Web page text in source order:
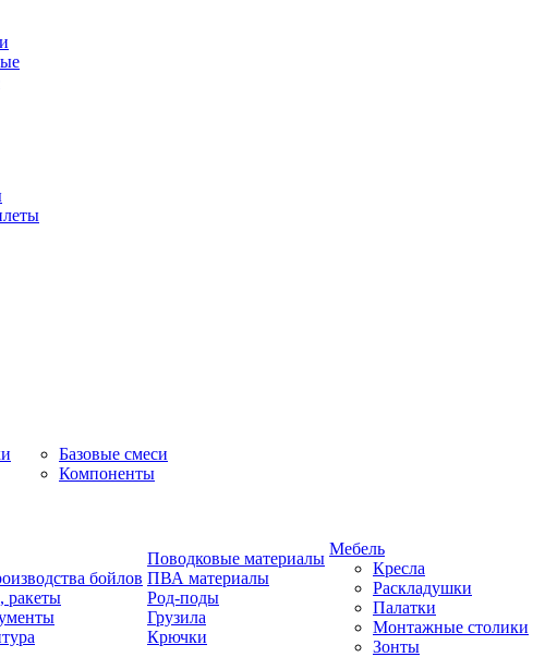
Базовые смеси
Компоненты
бойлов
ракеты
Поводковые материалы
ПВА материалы
Род-поды
Грузила
Крючки
Мебель
Кресла
Раскладушки
Палатки
Монтажные столики
Зонты